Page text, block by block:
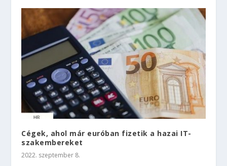
Cégek, ahol már euróban fizetik a hazai IT-
szakembereket
2022. szeptember 8.